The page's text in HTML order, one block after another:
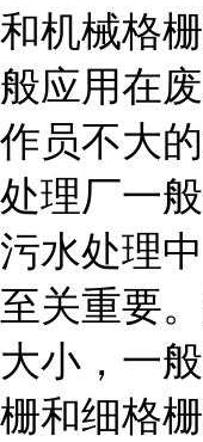
和机械格
般应用在
作员不大
处理厂一
污水处理
至关重要
大小，一
栅和细格